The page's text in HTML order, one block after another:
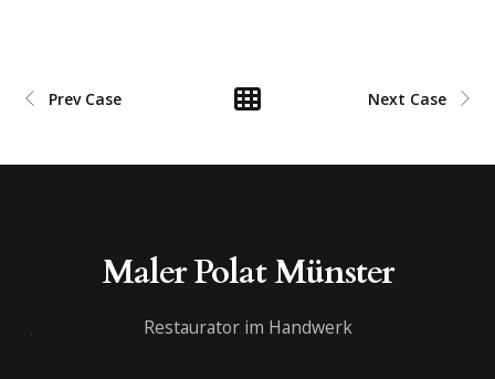
Prev Case Next Case
Maler Polat Münster
Restaurator im Handwerk